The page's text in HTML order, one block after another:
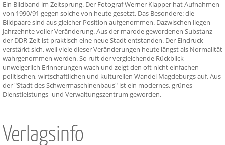
Ein Bildband im Zeitsprung. Der Fotograf Werner Klapper hat Aufnahmen
von 1990/91 gegen solche von heute gesetzt. Das Besondere: die
Bildpaare sind aus gleicher Position aufgenommen. Dazwischen liegen
Jahrzehnte voller Veränderung. Aus der marode gewordenen Substanz
der DDR-Zeit ist praktisch eine neue Stadt entstanden. Der Eindruck
verstärkt sich, weil viele dieser Veränderungen heute längst als Normalität
wahrgenommen werden. So ruft der vergleichende Rückblick
unweigerlich Erinnerungen wach und zeigt den oft nicht einfachen
politischen, wirtschaftlichen und kulturellen Wandel Magdeburgs auf. Aus
der "Stadt des Schwermaschinenbaus" ist ein modernes, grünes
Dienstleistungs- und Verwaltungszentrum geworden.
Verlagsinfo